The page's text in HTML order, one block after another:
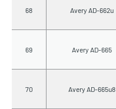
68 Avery AD-662u
69 Avery AD-665
70 Avery AD-665u8